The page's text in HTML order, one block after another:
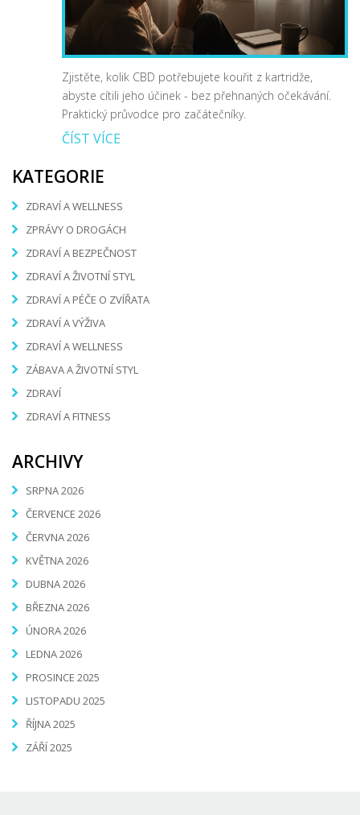
Zjistěte, kolik CBD potřebujete kouřit z kartridže,
abyste cítili jeho účinek - bez přehnaných očekávání.
Praktický průvodce pro začátečníky.
ČÍST VÍCE
KATEGORIE
ZDRAVÍ A WELLNESS
ZPRÁVY O DROGÁCH
ZDRAVÍ A BEZPEČNOST
ZDRAVÍ A ŽIVOTNÍ STYL
ZDRAVÍ A PÉČE O ZVÍŘATA
ZDRAVÍ A VÝŽIVA
ZDRAVÍ A WELLNESS
ZÁBAVA A ŽIVOTNÍ STYL
ZDRAVÍ
ZDRAVÍ A FITNESS
ARCHIVY
SRPNA 2026
ČERVENCE 2026
ČERVNA 2026
KVĚTNA 2026
DUBNA 2026
BŘEZNA 2026
ÚNORA 2026
LEDNA 2026
PROSINCE 2025
LISTOPADU 2025
ŘÍJNA 2025
ZÁŘÍ 2025